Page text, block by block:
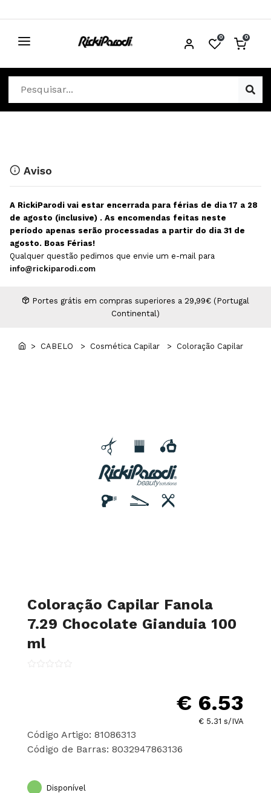
0 0
CABELO
Cosmética Capilar
Equipamentos Elétricos
Escovas e Pente
Extensões
MAN WORLD - Espaço Homem
Professional Wear
Depilação
Descartáveis Estética
Diversos Estética
Equipamentos Depilação
Maquilhagem Profissional
Aviso
A RickiParodi vai estar encerrada para férias de dia 17 a 28
de agosto (inclusive) . As encomendas feitas neste
período apenas serão processadas a partir do dia 31 de
agosto. Boas Férias!
Qualquer questão pedimos que envie um e-mail para
info@rickiparodi.com
Portes grátis em compras superiores a 29,99€ (Portugal
Continental)
> CABELO > Cosmética Capilar > Coloração Capilar
Coloração Capilar Fanola
7.29 Chocolate Gianduia 100
ml
€ 6.53
€ 5.31 s/IVA
Código Artigo: 81086313
Código de Barras: 8032947863136
Disponível